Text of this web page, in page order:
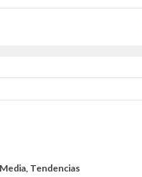
, Tendencias